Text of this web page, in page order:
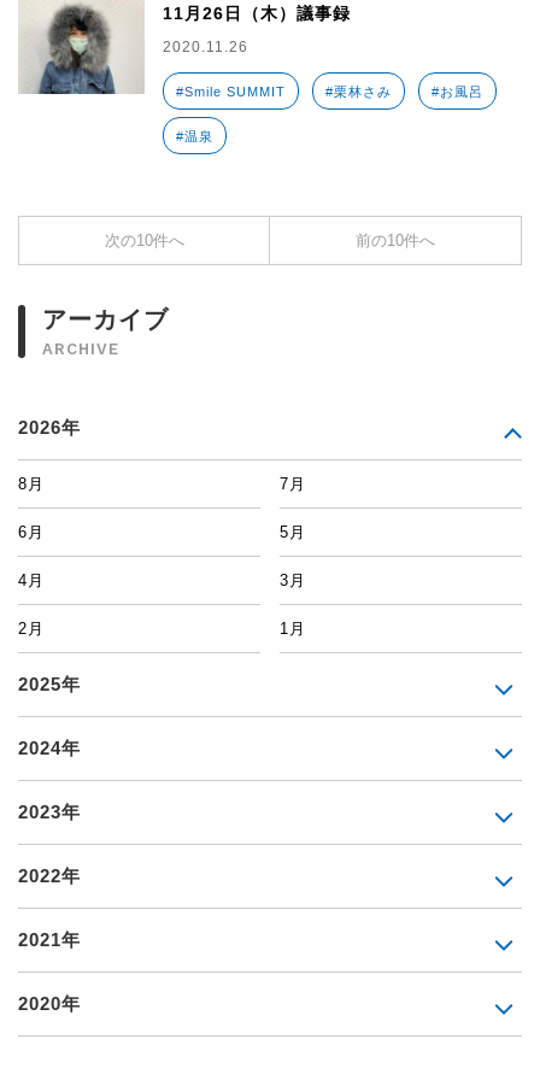
11月26日（木）議事録
2020.11.26
#Smile SUMMIT #栗林さみ #お風呂
#温泉
次の10件へ 前の10件へ
アーカイブ
ARCHIVE
2026年
8月 7月
6月 5月
4月 3月
2月 1月
2025年
2024年
2023年
2022年
2021年
2020年